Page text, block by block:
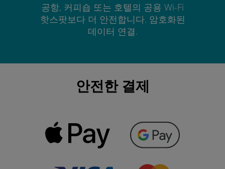
공항, 커피숍 또는 호텔의 공용 Wi-Fi
핫스팟보다 더 안전합니다. 암호화된
데이터 연결.
안전한 결제